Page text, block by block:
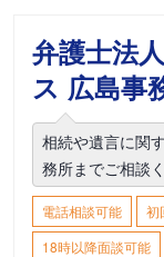
弁護士法
ス 広島事
相続や遺言に関
務所までご相談
電話相談可能 初
18時以降面談可能